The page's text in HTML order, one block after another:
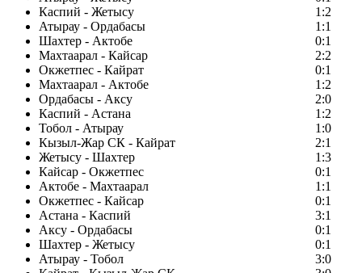
Каспий - Жетысу
1:2
Атырау - Ордабасы
1:1
Шахтер - Актобе
0:1
Махтаарал - Кайсар
2:2
Окжетпес - Кайрат
0:1
Махтаарал - Актобе
1:2
Ордабасы - Аксу
2:0
Каспий - Астана
1:2
Тобол - Атырау
1:0
Кызыл-Жар СК - Кайрат
2:1
Жетысу - Шахтер
1:3
Кайсар - Окжетпес
0:1
Актобе - Махтаарал
1:1
Окжетпес - Кайсар
0:1
Астана - Каспий
3:1
Аксу - Ордабасы
0:1
Шахтер - Жетысу
0:1
Атырау - Тобол
3:0